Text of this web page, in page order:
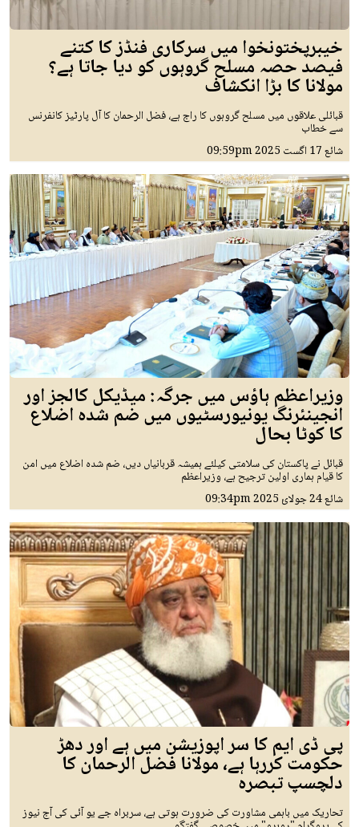
خیبرپختونخوا میں سرکاری فنڈز کا کتنے
فیصد حصہ مسلح گروہوں کو دیا جاتا ہے؟
مولانا کا بڑا انکشاف
قبائلی علاقوں میں مسلح گروہوں کا راج ہے، فضل الرحمان کا آل پارٹیز کانفرنس
سے خطاب
شائع17 اگست 2025 09:59pm
وزیراعظم ہاؤس میں جرگہ: میڈیکل کالجز اور
انجینئرنگ یونیورسٹیوں میں ضم شدہ اضلاع
کا کوٹا بحال
قبائل نے پاکستان کی سلامتی کیلئے ہمیشہ قربانیاں دیں، ضم شدہ اضلاع میں امن
کا قیام ہماری اولین ترجیح ہے، وزیراعظم
شائع24 جولائ 2025 09:34pm
پی ڈی ایم کا سر اپوزیشن میں ہے اور دھڑ
حکومت کررہا ہے، مولانا فضل الرحمان کا
دلچسپ تبصرہ
تحاریک میں باہمی مشاورت کی ضرورت ہوتی ہے، سربراہ جے یو آئی کی آج نیوز